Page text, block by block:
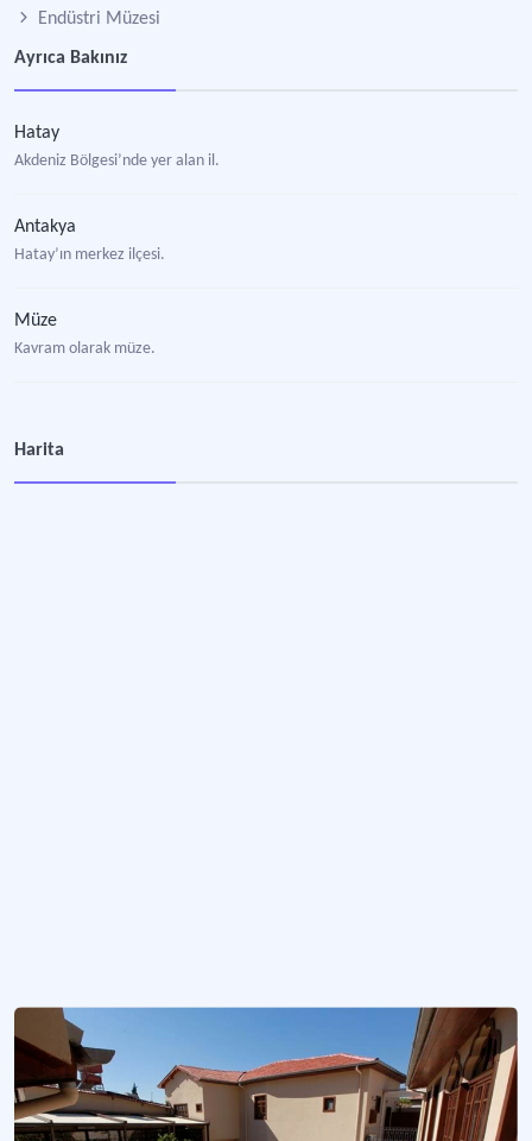
Endüstri Müzesi
Ayrıca Bakınız
Hatay
Akdeniz Bölgesi’nde yer alan il.
Antakya
Hatay’ın merkez ilçesi.
Müze
Kavram olarak müze.
Harita